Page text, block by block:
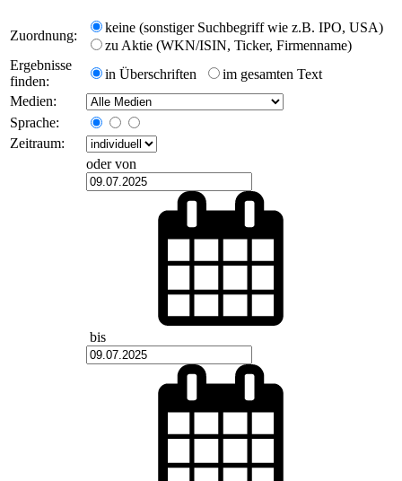
Zuordnung:
keine (sonstiger Suchbegriff wie z.B. IPO, USA)
zu Aktie (WKN/ISIN, Ticker, Firmenname)
Ergebnisse
finden:
in Überschriften
im gesamten Text
Medien:
Sprache:
Zeitraum:
oder von
bis